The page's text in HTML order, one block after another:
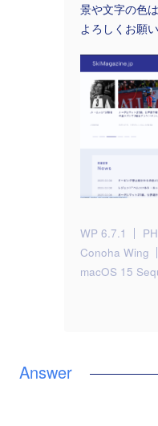
景や文字の色
よろしくお願い
WP 6.7.1
Conoha Wing
macOS 15